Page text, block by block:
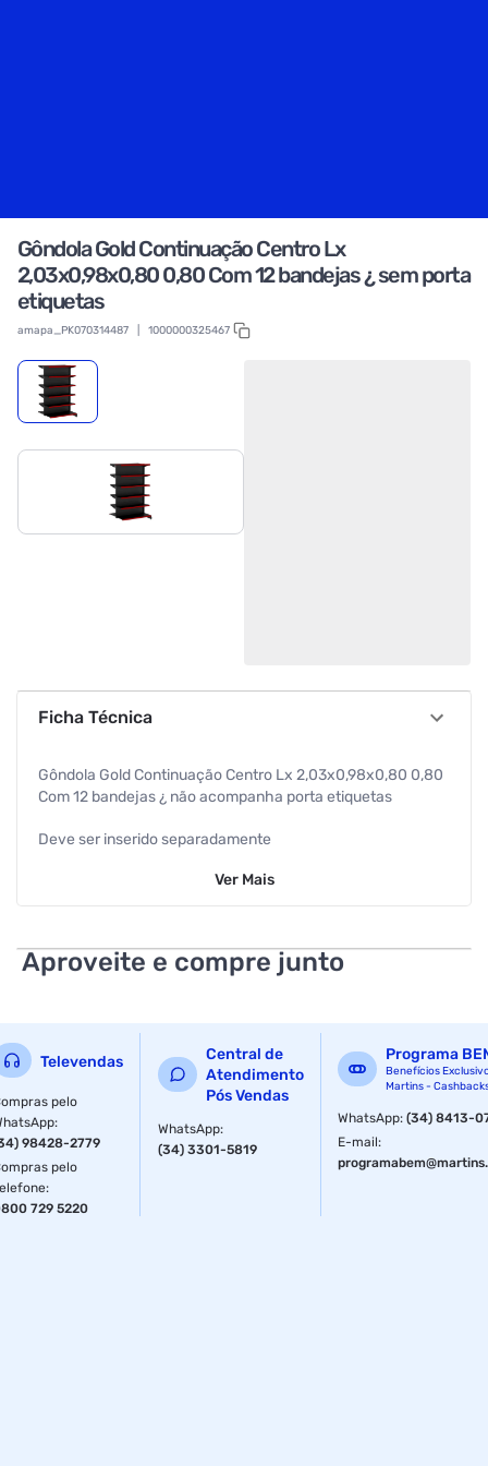
Gôndola Gold Continuação Centro Lx
2,03x0,98x0,80 0,80 Com 12 bandejas ¿ sem porta
etiquetas
amapa_PK070314487 1000000325467
Ficha Técnica
Gôndola Gold Continuação Centro Lx 2,03x0,98x0,80 0,80
Com 12 bandejas ¿ não acompanha porta etiquetas
Deve ser inserido separadamente
Ver Mais
Aproveite e compre junto
Televendas
pelo
:
98428-2779
pelo
:
729 5220
Central de
Atendimento
Pós Vendas
WhatsApp:
(34) 3301-5819
Programa
Benefícios
Martins -
WhatsApp:(34) 8413-
E-mail: